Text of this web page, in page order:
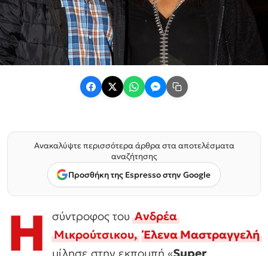
Ανακαλύψτε περισσότερα άρθρα στα αποτελέσματα
αναζήτησης
Προσθήκη της Espresso στην Google
Η σύντροφος τουΑνδρέα
Μικρούτσικου, Έλενα Μαστραγγελή
μίλησε στην εκπομπή «Super